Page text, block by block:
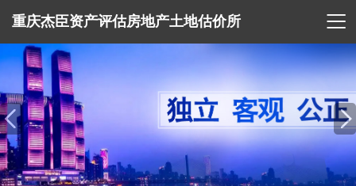
重庆杰臣资产评估房地产土地估价所 